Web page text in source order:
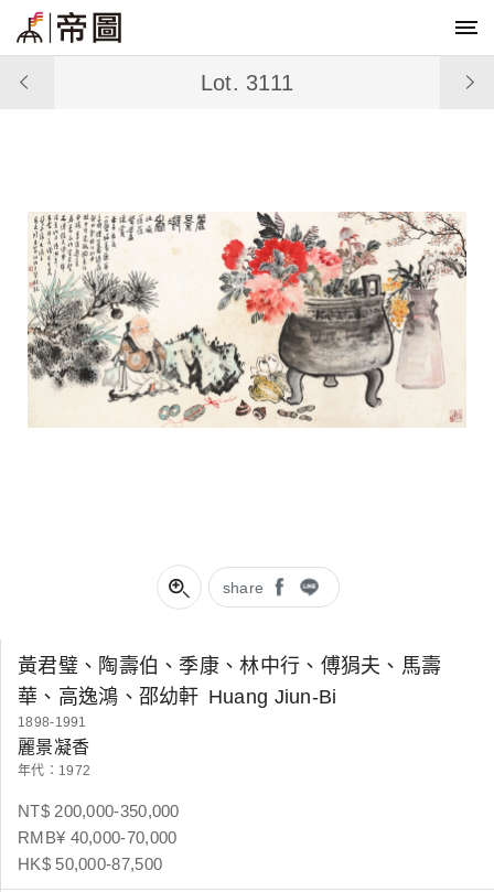
share
Lot. 3111
黃君璧、陶壽伯、季康、林中行、傅狷夫、馬壽
華、高逸鴻、邵幼軒 Huang Jiun-Bi
1898-1991
麗景凝香
年代：1972
NT$ 200,000-350,000
RMB¥ 40,000-70,000
HK$ 50,000-87,500